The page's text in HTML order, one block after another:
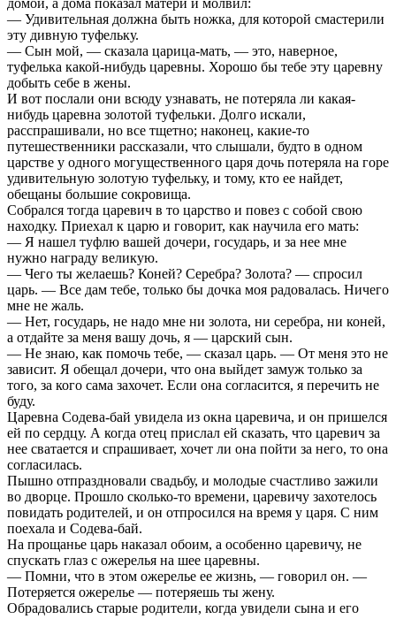
— Удивительная должна быть ножка, для которой смастерили
эту дивную туфельку.
— Сын мой, — сказала царица-мать, — это, наверное,
туфелька какой-нибудь царевны. Хорошо бы тебе эту царевну
добыть себе в жены.
И вот послали они всюду узнавать, не потеряла ли какая-
нибудь царевна золотой туфельки. Долго искали,
расспрашивали, но все тщетно; наконец, какие-то
путешественники рассказали, что слышали, будто в одном
царстве у одного могущественного царя дочь потеряла на горе
удивительную золотую туфельку, и тому, кто ее найдет,
обещаны большие сокровища.
Собрался тогда царевич в то царство и повез с собой свою
находку. Приехал к царю и говорит, как научила его мать:
— Я нашел туфлю вашей дочери, государь, и за нее мне
нужно награду великую.
— Чего ты желаешь? Коней? Серебра? Золота? — спросил
царь. — Все дам тебе, только бы дочка моя радовалась. Ничего
мне не жаль.
— Нет, государь, не надо мне ни золота, ни серебра, ни коней,
а отдайте за меня вашу дочь, я — царский сын.
— Не знаю, как помочь тебе, — сказал царь. — От меня это не
зависит. Я обещал дочери, что она выйдет замуж только за
того, за кого сама захочет. Если она согласится, я перечить не
буду.
Царевна Содева-бай увидела из окна царевича, и он пришелся
ей по сердцу. А когда отец прислал ей сказать, что царевич за
нее сватается и спрашивает, хочет ли она пойти за него, то она
согласилась.
Пышно отпраздновали свадьбу, и молодые счастливо зажили
во дворце. Прошло сколько-то времени, царевичу захотелось
повидать родителей, и он отпросился на время у царя. С ним
поехала и Содева-бай.
На прощанье царь наказал обоим, а особенно царевичу, не
спускать глаз с ожерелья на шее царевны.
— Помни, что в этом ожерелье ее жизнь, — говорил он. —
Потеряется ожерелье — потеряешь ты жену.
Обрадовались старые родители, когда увидели сына и его